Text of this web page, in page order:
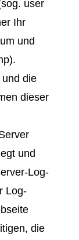
user
Ihr
und
die
dieser
und
Log-
Log-
die